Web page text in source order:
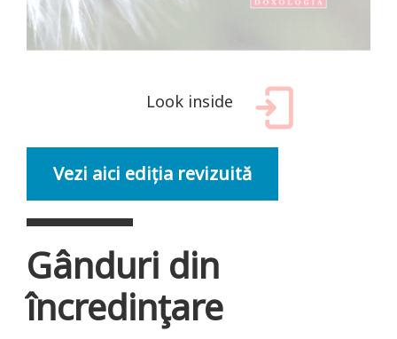
Look inside
Vezi aici ediția revizuită
Gânduri din
încredinţare